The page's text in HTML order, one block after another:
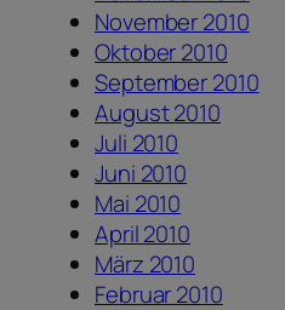
November 2010
Oktober 2010
September 2010
August 2010
Juli 2010
Juni 2010
Mai 2010
April 2010
März 2010
Februar 2010